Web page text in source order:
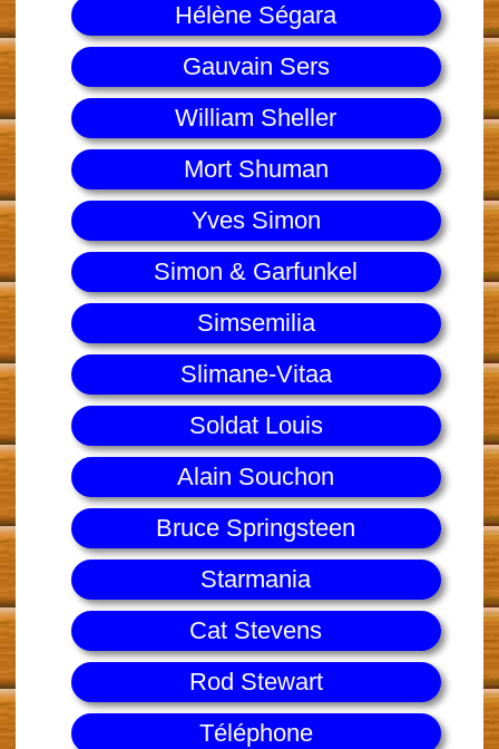
Hélène Ségara
Gauvain Sers
William Sheller
Mort Shuman
Yves Simon
Simon & Garfunkel
Simsemilia
Slimane-Vitaa
Soldat Louis
Alain Souchon
Bruce Springsteen
Starmania
Cat Stevens
Rod Stewart
Téléphone